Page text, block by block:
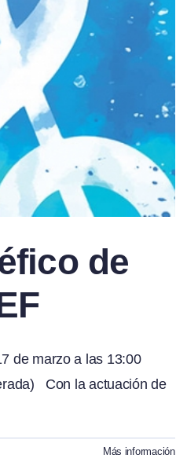
de
de marzo a las 13:00
Con la actuación de
Más información